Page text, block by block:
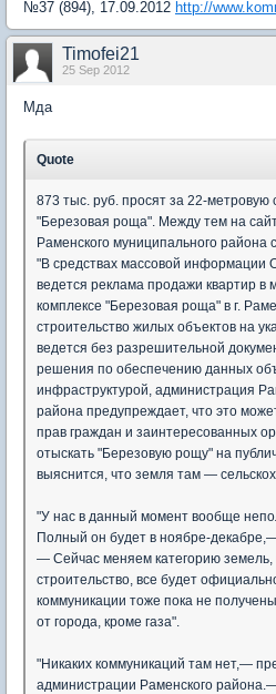
№37 (894), 17.09.2012 http://
Timofei21
25 Sep 2012
Мда
Quote
873 тыс. руб. просят за 22-
"Березовая роща". Между тем на
Раменского муниципального
"В средствах массовой
ведется реклама продажи квартир
комплексе "Березовая роща" в г.
строительство жилых объектов на
ведется без разрешительной
решения по обеспечению данных
инфраструктурой, администрация
района предупреждает, что это
прав граждан и заинтересованных
отыскать "Березовую рощу" на
выяснится, что земля там —
"У нас в данный момент вообще
Полный он будет в ноябре-
— Сейчас меняем категорию
строительство, все будет
коммуникации тоже пока не
от города, кроме газа".
"Никаких коммуникаций там нет,—
администрации Раменского